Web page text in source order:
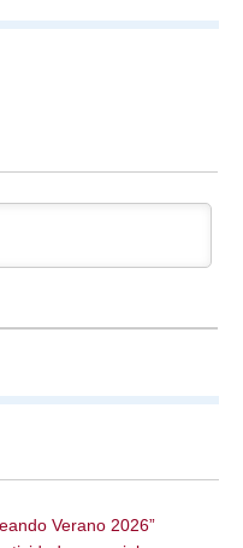
Verano 2026”